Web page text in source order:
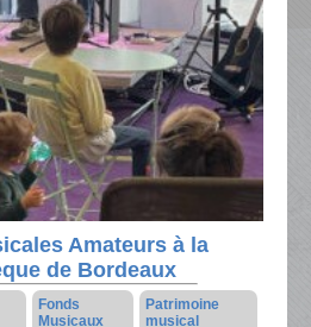
Amateurs à la
de Bordeaux
Fonds
Musicaux
Patrimoine
musical